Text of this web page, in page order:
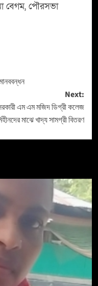
বেগম, পৌরসভা
Next:
এম এম মজিদ ডিগ্রী কলেজ
মাঝে খাদ্য সামগ্রী বিতরণ